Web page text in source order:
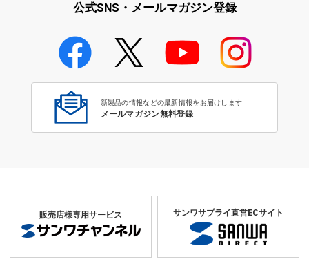
有線キーボード
公式SNS・メールマガジン登録
新製品の情報などの最新情報をお届けします
メールマガジン無料登録
販売店様専用サービス サンワサプライ直営ECサイト